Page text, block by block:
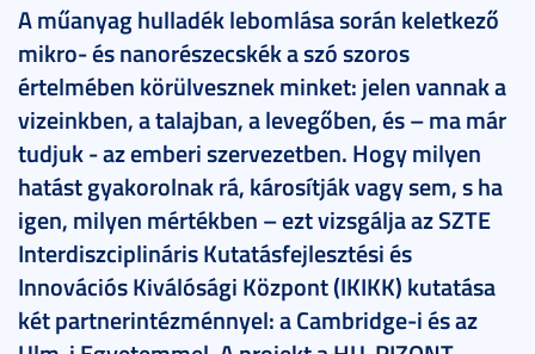
A műanyag hulladék lebomlása során keletkező
mikro- és nanorészecskék a szó szoros
értelmében körülvesznek minket: jelen vannak a
vizeinkben, a talajban, a levegőben, és – ma már
tudjuk - az emberi szervezetben. Hogy milyen
hatást gyakorolnak rá, károsítják vagy sem, s ha
igen, milyen mértékben – ezt vizsgálja az SZTE
Interdiszciplináris Kutatásfejlesztési és
Innovációs Kiválósági Központ (IKIKK) kutatása
két partnerintézménnyel: a Cambridge-i és az